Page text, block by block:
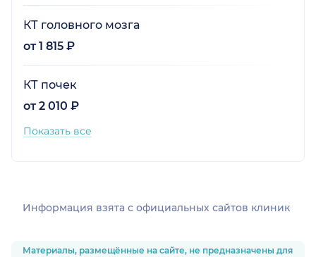
КТ головного мозга
от 1 815 ₽
КТ почек
от 2 010 ₽
Показать все
Информация взята c официальных сайтов клиник
Материалы, размещённые на сайте, не предназначены для